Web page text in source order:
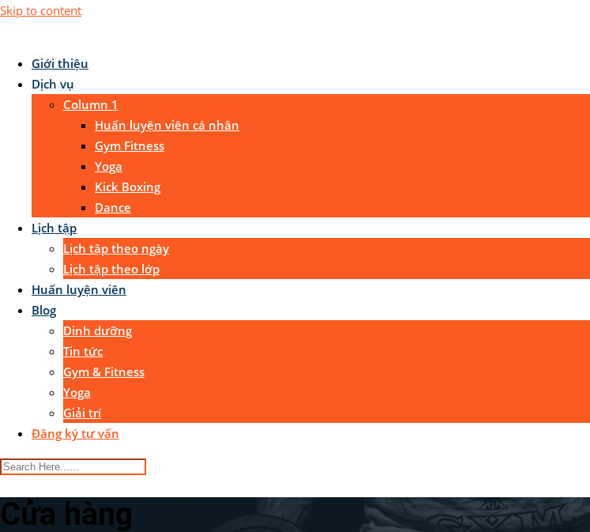
Skip to content
Giới thiệu
Dịch vụ
Column 1
Huấn luyện viên cá nhân
Gym Fitness
Yoga
Kick Boxing
Dance
Lịch tập
Lịch tập theo ngày
Lịch tập theo lớp
Huấn luyện viên
Blog
Dinh dưỡng
Tin tức
Gym & Fitness
Yoga
Giải trí
Đăng ký tư vấn
Cửa hàng